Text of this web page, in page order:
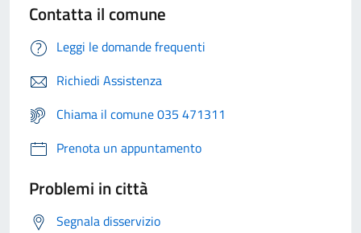
Contatta il comune
Leggi le domande frequenti
Richiedi Assistenza
Chiama il comune 035 471311
Prenota un appuntamento
Problemi in città
Segnala disservizio